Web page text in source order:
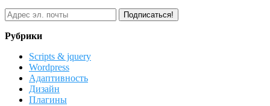
Рубрики
Scripts & jquery
Wordpress
Адаптивность
Дизайн
Плагины